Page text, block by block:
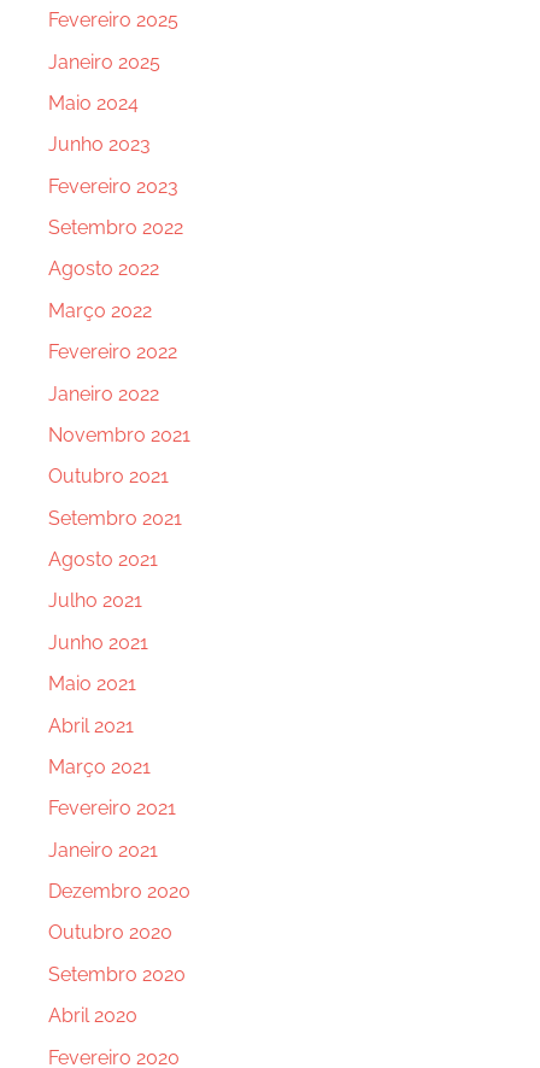
Fevereiro 2025
Janeiro 2025
Maio 2024
Junho 2023
Fevereiro 2023
Setembro 2022
Agosto 2022
Março 2022
Fevereiro 2022
Janeiro 2022
Novembro 2021
Outubro 2021
Setembro 2021
Agosto 2021
Julho 2021
Junho 2021
Maio 2021
Abril 2021
Março 2021
Fevereiro 2021
Janeiro 2021
Dezembro 2020
Outubro 2020
Setembro 2020
Abril 2020
Fevereiro 2020